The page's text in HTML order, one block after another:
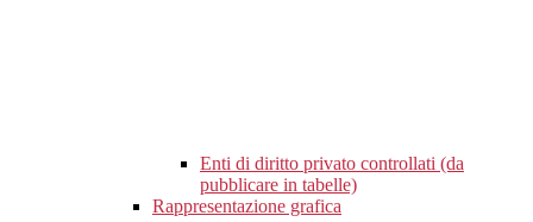
Enti di diritto privato controllati (da
pubblicare in tabelle)
Rappresentazione grafica